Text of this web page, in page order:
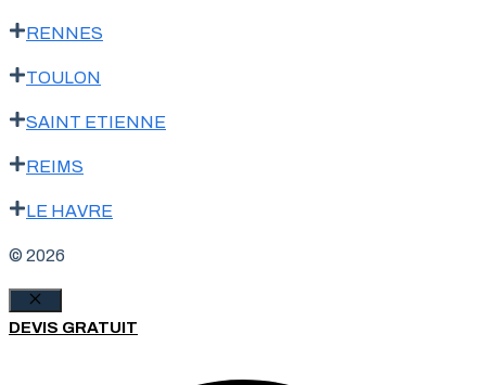
RENNES
TOULON
SAINT ETIENNE
REIMS
LE HAVRE
© 2026
Fermer
DEVIS GRATUIT